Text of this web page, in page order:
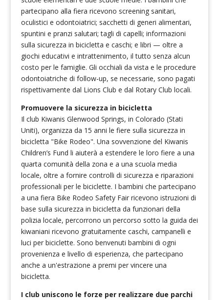
partecipano alla fiera ricevono screening sanitari,
oculistici e odontoiatrici; sacchetti di generi alimentari,
spuntini e pranzi salutari; tagli di capelli; informazioni
sulla sicurezza in bicicletta e caschi; e libri — oltre a
giochi educativi e intrattenimento, il tutto senza alcun
costo per le famiglie. Gli occhiali da vista e le procedure
odontoiatriche di follow-up, se necessarie, sono pagati
rispettivamente dal Lions Club e dal Rotary Club locali.
Promuovere la sicurezza in bicicletta
Il club Kiwanis Glenwood Springs, in Colorado (Stati
Uniti), organizza da 15 anni le fiere sulla sicurezza in
bicicletta "Bike Rodeo". Una sovvenzione del Kiwanis
Children’s Fund li aiuterà a estendere le loro fiere a una
quarta comunità della zona e a una scuola media
locale, oltre a fornire controlli di sicurezza e riparazioni
professionali per le biciclette. I bambini che partecipano
a una fiera Bike Rodeo Safety Fair ricevono istruzioni di
base sulla sicurezza in bicicletta da funzionari della
polizia locale, percorrono un percorso sotto la guida dei
kiwaniani ricevono gratuitamente caschi, campanelli e
luci per biciclette. Sono benvenuti bambini di ogni
provenienza e livello di esperienza, che partecipano
anche a un'estrazione a premi per vincere una
bicicletta.
I club uniscono le forze per realizzare due parchi